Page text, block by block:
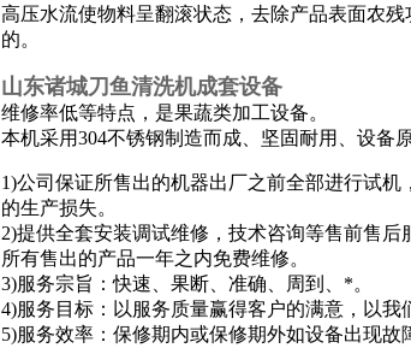
高压水流使物料呈翻滚状态，去除产品表面农
的。
山东诸城刀鱼清洗机成套设备
维修率低等特点，是果蔬类加工设备。
本机采用304不锈钢制造而成、坚固耐用、设备
1)公司保证所售出的机器出厂之前全部进行试
的生产损失。
2)提供全套安装调试维修，技术咨询等售前售
所有售出的产品一年之内免费维修。
3)服务宗旨：快速、果断、准确、周到、*。
4)服务目标：以服务质量赢得客户的满意，以我
5)服务效率：保修期内或保修期外如设备出现故